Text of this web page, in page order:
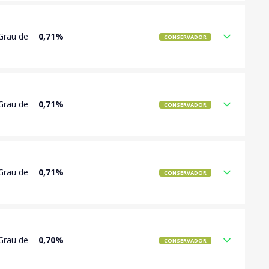
de 0,71% CONSERVADOR
de 0,71% CONSERVADOR
de 0,71% CONSERVADOR
de 0,70% CONSERVADOR